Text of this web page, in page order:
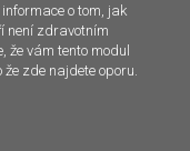
o tom, jak
není zdravotním
že vám tento modul
zde najdete oporu.